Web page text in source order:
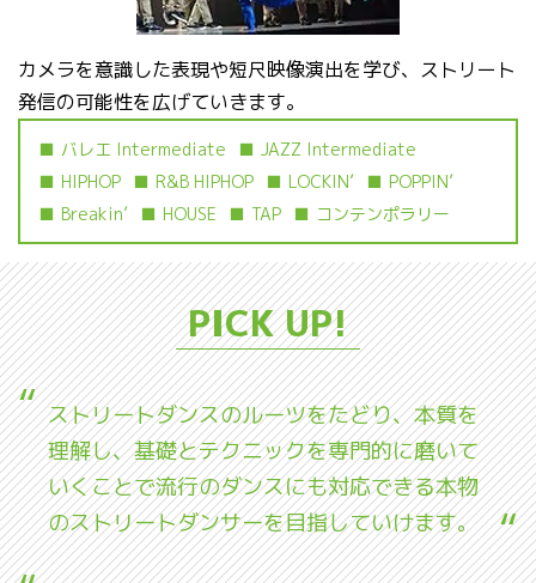
カメラを意識した表現や短尺映像演出を学び、ストリート
発信の可能性を広げていきます。
バレエ Intermediate
JAZZ Intermediate
HIPHOP
R&B HIPHOP LOCKIN’
POPPIN’
Breakin’
HOUSE TAP コンテンポラリー
PICK UP!
ストリートダンスのルーツをたどり、本質を
理解し、基礎とテクニックを専門的に磨いて
いくことで流行のダンスにも対応できる本物
のストリートダンサーを目指していけます。